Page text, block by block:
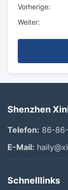
Vorherige:
Weiter:
Shenzhen
Telefon: 86-
E-Mail:
Schnelllinks